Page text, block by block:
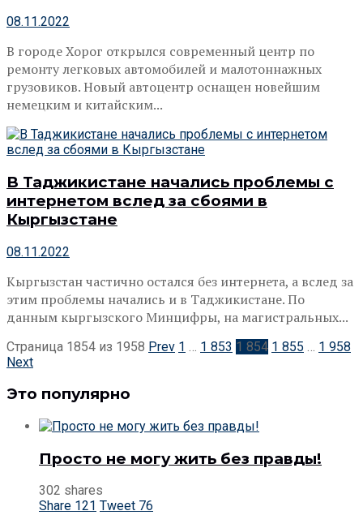
08.11.2022
В городе Хорог открылся современный центр по
ремонту легковых автомобилей и малотоннажных
грузовиков. Новый автоцентр оснащен новейшим
немецким и китайским...
В Таджикистане начались проблемы с
интернетом вслед за сбоями в
Кыргызстане
08.11.2022
Кыргызстан частично остался без интернета, а вслед за
этим проблемы начались и в Таджикистане. По
данным кыргызского Минцифры, на магистральных...
Страница 1854 из 1958 Prev 1 1 853 1 854 1 855
1 958
Next
Это популярно
Просто не могу жить без правды!
302 shares
Share 121 Tweet 76